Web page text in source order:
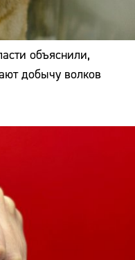
объяснили,
добычу волков